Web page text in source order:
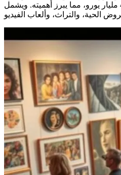
في عام 2019، حقق 49.2 مليار يورو، مما يبرز أهميته. ويشمل